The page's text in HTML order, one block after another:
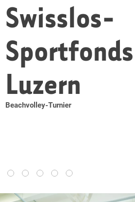
Swisslos-
Sportfonds
Luzern
Beachvolley-Turnier